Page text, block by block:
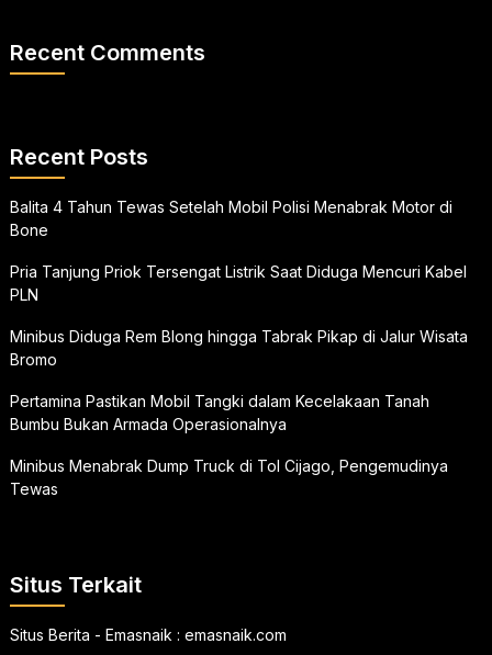
Recent Comments
Recent Posts
Balita 4 Tahun Tewas Setelah Mobil Polisi Menabrak Motor di
Bone
Pria Tanjung Priok Tersengat Listrik Saat Diduga Mencuri Kabel
PLN
Minibus Diduga Rem Blong hingga Tabrak Pikap di Jalur Wisata
Bromo
Pertamina Pastikan Mobil Tangki dalam Kecelakaan Tanah
Bumbu Bukan Armada Operasionalnya
Minibus Menabrak Dump Truck di Tol Cijago, Pengemudinya
Tewas
Situs Terkait
Situs Berita - Emasnaik : emasnaik.com